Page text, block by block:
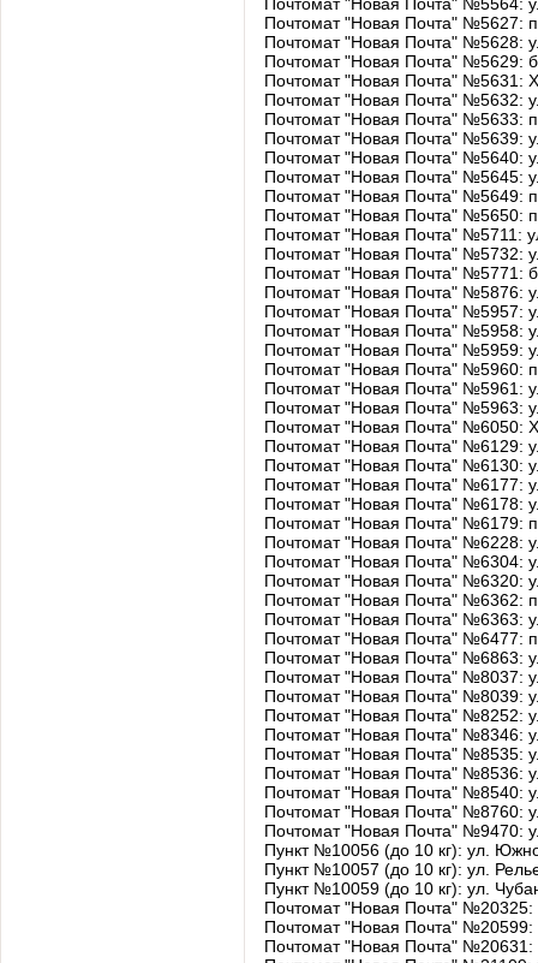
Почтомат "Новая Почта" №5627:
Почтомат "Новая Почта" №5628:
Почтомат "Новая Почта" №5629:
Почтомат "Новая Почта" №5631:
Почтомат "Новая Почта" №5632:
Почтомат "Новая Почта" №5633:
Почтомат "Новая Почта" №5639:
Почтомат "Новая Почта" №5640:
Почтомат "Новая Почта" №5645:
Почтомат "Новая Почта" №5649:
Почтомат "Новая Почта" №5650:
Почтомат "Новая Почта" №5711:
Почтомат "Новая Почта" №5732:
Почтомат "Новая Почта" №5771:
Почтомат "Новая Почта" №5876:
Почтомат "Новая Почта" №5957:
Почтомат "Новая Почта" №5958:
Почтомат "Новая Почта" №5959:
Почтомат "Новая Почта" №5960:
Почтомат "Новая Почта" №5961:
Почтомат "Новая Почта" №5963:
Почтомат "Новая Почта" №6050:
Почтомат "Новая Почта" №6129:
Почтомат "Новая Почта" №6130:
Почтомат "Новая Почта" №6177:
Почтомат "Новая Почта" №6178:
Почтомат "Новая Почта" №6179:
Почтомат "Новая Почта" №6228:
Почтомат "Новая Почта" №6304:
Почтомат "Новая Почта" №6320:
Почтомат "Новая Почта" №6362:
Почтомат "Новая Почта" №6363:
Почтомат "Новая Почта" №6477:
Почтомат "Новая Почта" №6863:
Почтомат "Новая Почта"
Почтомат "Новая Почта"
Почтомат "Новая Почта"
Почтомат "Новая Почта"
Почтомат "Новая Почта"
Почтомат "Новая Почта"
Почтомат "Новая Почта"
Почтомат "Новая Почта"
Почтомат "Новая Почта"
Пункт №10056 (до 10 кг): ул.
Пункт №10057 (до 10 кг): ул.
Пункт №10059 (до 10 кг): ул.
Почтомат "Новая Почта" №20325:
Почтомат "Новая Почта" №20599:
Почтомат "Новая Почта" №20631: